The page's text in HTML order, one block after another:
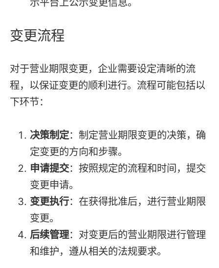
变更流程
对于营业期限变更，企业需要设定清晰的流
程，以保证变更的顺利进行。流程可能包括以
下环节：
决策制定：制定营业期限变更的决策，确
定变更的方向和步骤。
申请提交：按照规定的流程和时间，提交
变更申请。
变更执行：在获得批准后，进行营业期限
变更。
后续管理：对变更后的营业期限进行管理
和维护，遵从相关的法规要求。